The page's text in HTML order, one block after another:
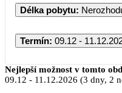
Délka pobytu:
Termín: 09.12 -
Nejlepší možnost v tomto
09.12 - 11.12.2026 (3 dny, 2